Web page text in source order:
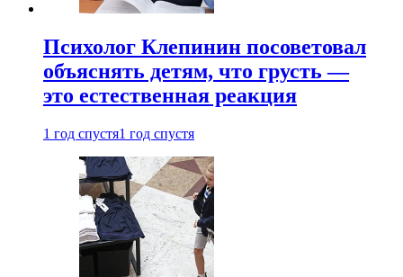
Психолог Клепинин посоветовал
объяснять детям, что грусть —
это естественная реакция
1 год спустя1 год спустя